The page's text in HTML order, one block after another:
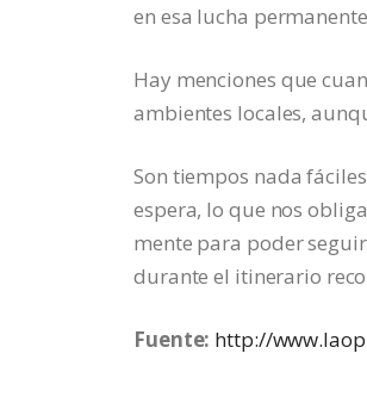
en esa lucha
Hay menciones que
ambientes locales,
Son tiempos nada
espera, lo que nos
mente para poder
durante el itinerario
Fuente: http://